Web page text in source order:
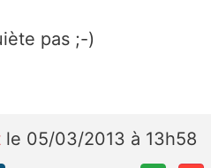
pas ;-)
le 05/03/2013 à 13h58